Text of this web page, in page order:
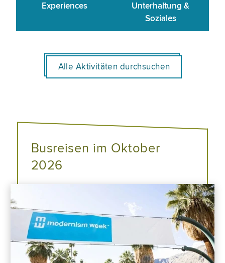
Experiences
Unterhaltung &
Soziales
Alle Aktivitäten durchsuchen
Busreisen im Oktober
2026